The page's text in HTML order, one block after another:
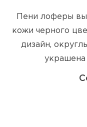
Пени лоферы
кожи черного
дизайн,